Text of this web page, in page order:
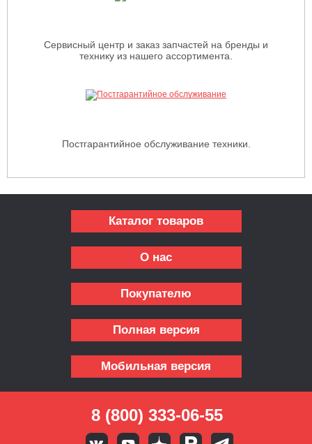
Сервисный центр и заказ запчастей на бренды и
технику из нашего ассортимента.
Постгарантийное обслуживание техники.
Каталог товаров
О нас
Покупателю
Полная версия
Мобильная версия
8 (800) 333-06-55